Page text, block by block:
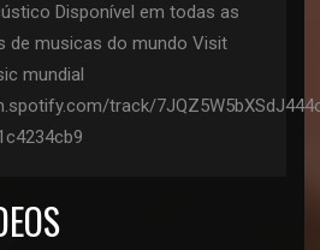
Disponível em todas as
de musicas do mundo Visit
mundial
track/